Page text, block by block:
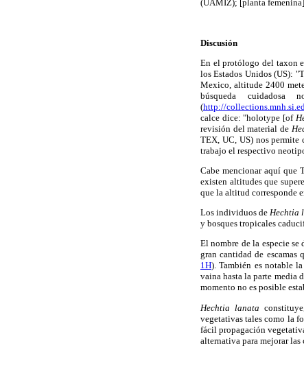
(UAMIZ); [planta
Discusión
En el protólogo del taxon
los Estados Unidos (US):
Mexico, altitude 2400
búsqueda
(http://
calce dice: "holotype [of
revisión del material de
TEX, UC, US) nos
trabajo el respectivo
Cabe mencionar aquí que
existen altitudes que
que la altitud corresponde
Los individuos de Hechtia
y bosques tropicales
El nombre de la especie
gran cantidad de
1H). También es notable
vaina hasta la parte media
momento no es posible
Hechtia lanata
vegetativas tales como la
fácil propagación
alternativa para mejorar las